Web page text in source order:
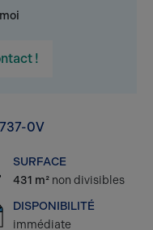
!
0V
SURFACE
431 m² non divisibles
DISPONIBILITÉ
immédiate